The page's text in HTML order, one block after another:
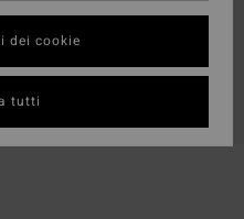
dei cookie
tutti